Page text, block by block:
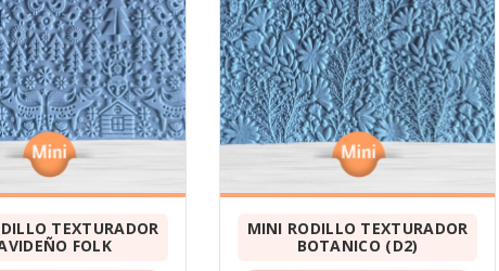
TEXTURADOR
FOLK
MINI RODILLO TEXTURADOR
BOTANICO (D2)